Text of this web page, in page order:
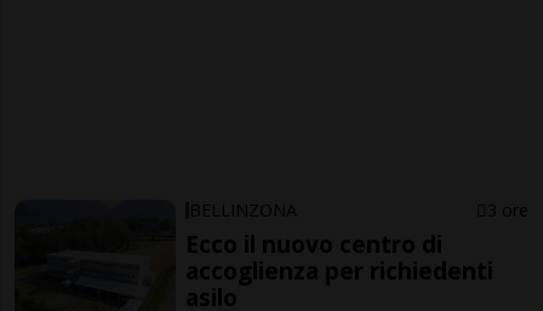
BELLINZONA 3 ore
Ecco il nuovo centro di
accoglienza per richiedenti
asilo